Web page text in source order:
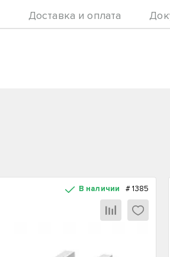
Доставка и оплата
В наличии #1385